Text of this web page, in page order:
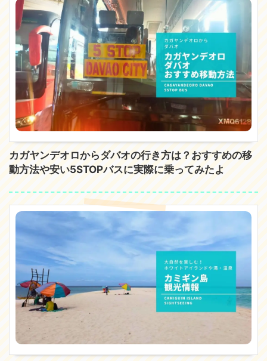
カガヤンデオロからダバオの行き方は？おすすめの移
動方法や安い5STOPバスに実際に乗ってみたよ